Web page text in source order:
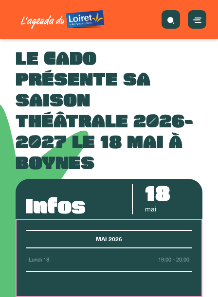
LE CADO
PRÉSENTE SA
SAISON
THÉÂTRALE 2026-
2027 LE 18 MAI À
BOYNES
Infos 18
mai
MAI 2026
Lundi 18 19:00 - 20:00